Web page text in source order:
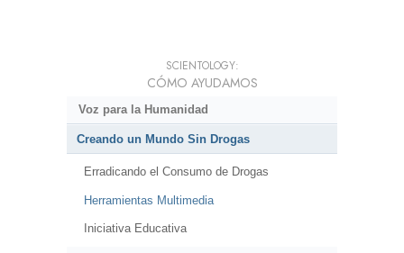
SCIENTOLOGY:
CÓMO AYUDAMOS
Voz para la Humanidad
Creando un Mundo Sin Drogas
Erradicando el Consumo de Drogas
Herramientas Multimedia
Iniciativa Educativa